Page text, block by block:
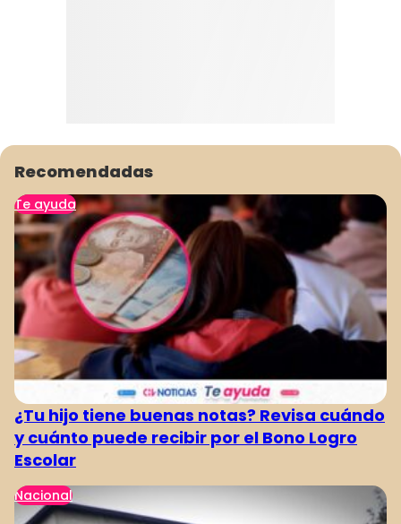
Recomendadas
Te ayuda
¿Tu hijo tiene buenas notas? Revisa cuándo
y cuánto puede recibir por el Bono Logro
Escolar
Nacional